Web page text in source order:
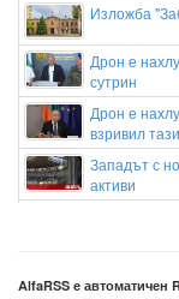
Изложба
Дрон е
сутрин
Дрон е
взривил
Западът с
активи
Дрон е
AlfaRSS е автоматичен